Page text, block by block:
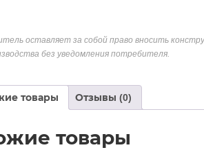
оставляет за собой право вносить
без уведомления потребителя.
товары Отзывы (0)
товары